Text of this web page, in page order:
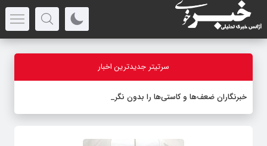
سرتیتر جدیدترین اخبار
خبرنگاران ضعف‌ها و کاستی‌ها را بدون نگران